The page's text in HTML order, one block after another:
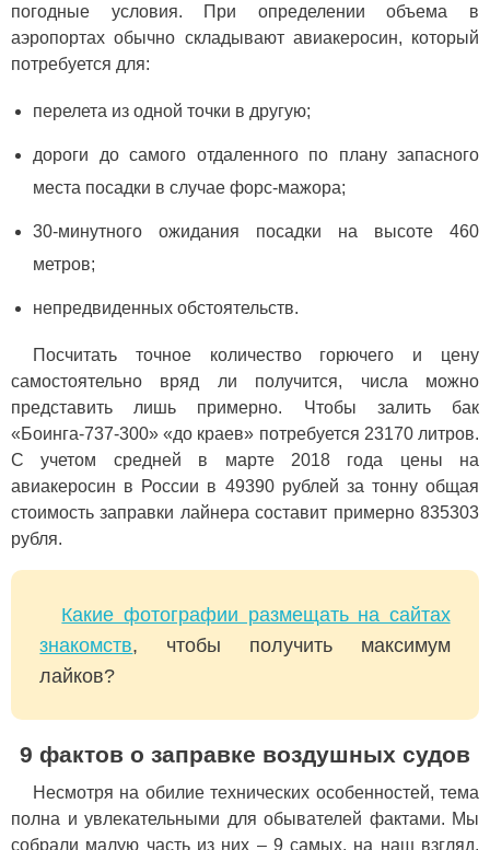
погодные условия. При определении объема в
аэропортах обычно складывают авиакеросин, который
потребуется для:
перелета из одной точки в другую;
дороги до самого отдаленного по плану запасного
места посадки в случае форс-мажора;
30-минутного ожидания посадки на высоте 460
метров;
непредвиденных обстоятельств.
Посчитать точное количество горючего и цену
самостоятельно вряд ли получится, числа можно
представить лишь примерно. Чтобы залить бак
«Боинга-737-300» «до краев» потребуется 23170 литров.
С учетом средней в марте 2018 года цены на
авиакеросин в России в 49390 рублей за тонну общая
стоимость заправки лайнера составит примерно 835303
рубля.
Какие фотографии размещать на сайтах
знакомств, чтобы получить максимум
лайков?
9 фактов о заправке воздушных судов
Несмотря на обилие технических особенностей, тема
полна и увлекательными для обывателей фактами. Мы
собрали малую часть из них – 9 самых, на наш взгляд,